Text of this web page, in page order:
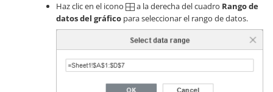
Haz clic en el icono
a la derecha del cuadro Rango de
datos del gráfico para seleccionar el rango de datos.